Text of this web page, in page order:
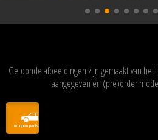
Getoonde afbeeldingen zijn gemaakt van
aangegeven en (pre)order